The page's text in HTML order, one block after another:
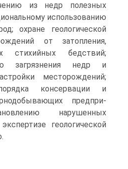
из недр полезных
использованию
охране геологической
от затопления,
стихийных бедствий;
загрязнения недр и
месторождений;
консервации и
предпри­
нарушенных
геоло­гической